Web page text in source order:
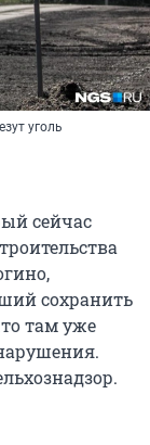
уголь
сейчас
сохранить
там уже